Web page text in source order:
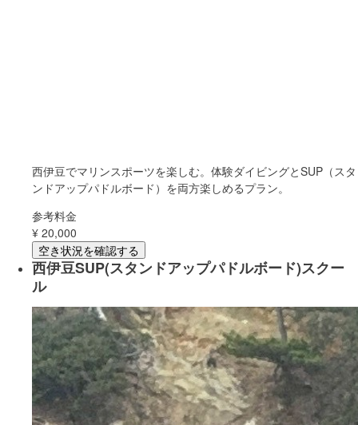
西伊豆でマリンスポーツを楽しむ。体験ダイビングとSUP（スタ
ンドアップパドルボード）を両方楽しめるプラン。
参考料金
¥ 20,000
空き状況を確認する
西伊豆SUP(スタンドアップパドルボード)スクー
ル